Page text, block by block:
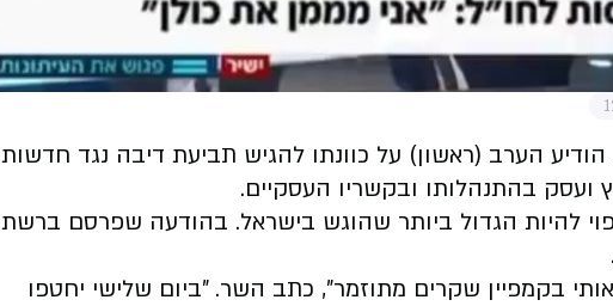
הערב (ראשון) על כוונתו להגיש תביעת דיבה נגד חדשות
להיות הגדול ביותר שהוגש בישראל. בהודעה שפרסם ברשת
להפחיד אותי בקמפיין שקרים מתוזמר", כתב השר. "ביום שלישי יחטפו